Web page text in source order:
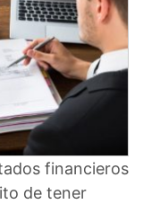
financieros
de tener